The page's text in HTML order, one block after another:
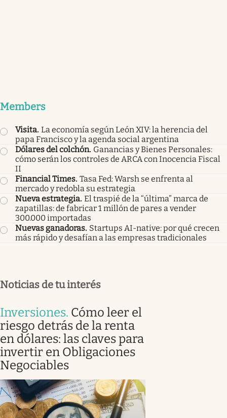
Members
Visita. La economía según León XIV: la herencia del
papa Francisco y la agenda social argentina
Dólares del colchón. Ganancias y Bienes Personales:
cómo serán los controles de ARCA con Inocencia Fiscal
II
Financial Times. Tasa Fed: Warsh se enfrenta al
mercado y redobla su estrategia
Nueva estrategia. El traspié de la “última” marca de
zapatillas: de fabricar 1 millón de pares a vender
300.000 importadas
Nuevas ganadoras. Startups AI-native: por qué crecen
más rápido y desafían a las empresas tradicionales
Noticias de tu interés
Inversiones. Cómo leer el
riesgo detrás de la renta
en dólares: las claves para
invertir en Obligaciones
Negociables